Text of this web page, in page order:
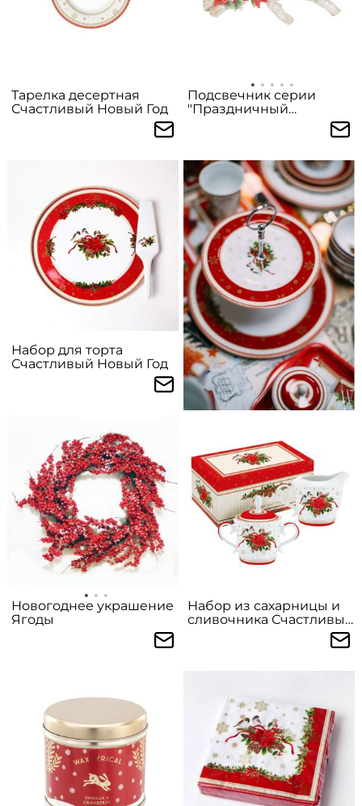
Тарелка десертная
Счастливый Новый Год
Подсвечник серии
"Праздничный
Набор для торта
Счастливый Новый Год
Новогоднее украшение
Ягоды
Набор из сахарницы и
сливочника Счастливый